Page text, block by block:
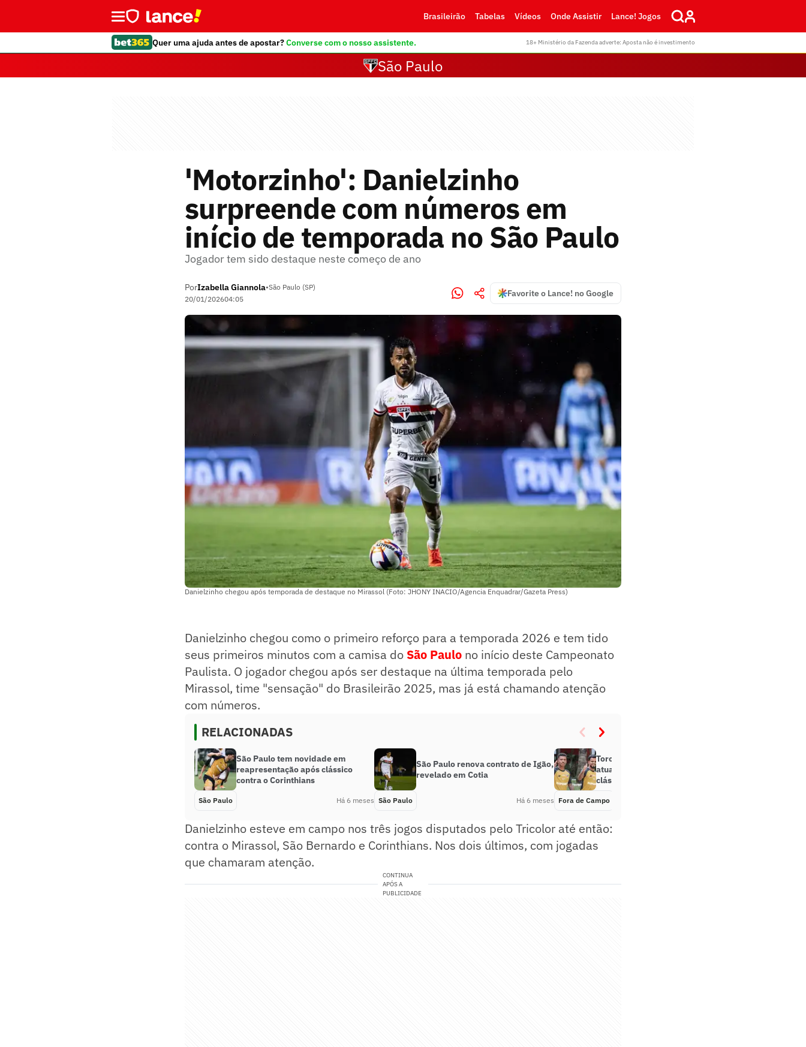
Brasileirão Tabelas Vídeos Onde Assistir Lance! Jogos
Quer uma ajuda antes de apostar?Converse com o nosso assistente. 18+ Ministério da Fazenda adverte: Aposta não é investimento
São Paulo
'Motorzinho': Danielzinho
surpreende com números em
início de temporada no São Paulo
Jogador tem sido destaque neste começo de ano
PorIzabella Giannola•São Paulo (SP)
20/01/202604:05
Favorite o Lance! no Google
Danielzinho chegou após temporada de destaque no Mirassol (Foto: JHONY INACIO/Agencia Enquadrar/Gazeta Press)
Danielzinho chegou como o primeiro reforço para a temporada 2026 e tem tido
seus primeiros minutos com a camisa do São Paulo no início deste Campeonato
Paulista. O jogador chegou após ser destaque na última temporada pelo
Mirassol, time "sensação" do Brasileirão 2025, mas já está chamando atenção
com números.
RELACIONADAS
São Paulo tem novidade em
reapresentação após clássico
contra o Corinthians
São Paulo Há 6 meses
São Paulo renova contrato de Igão,
revelado em Cotia
São Paulo Há 6 meses
Torcedores do São Paulo reagem à
atuação de Danielzinho em
clássico: ‘Joga muito’
Fora de Campo
Danielzinho esteve em campo nos três jogos disputados pelo Tricolor até então:
contra o Mirassol, São Bernardo e Corinthians. Nos dois últimos, com jogadas
que chamaram atenção.
CONTINUA
APÓS A
PUBLICIDADE